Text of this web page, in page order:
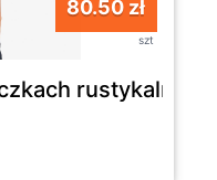
80.50 zł
szt
rustykalny